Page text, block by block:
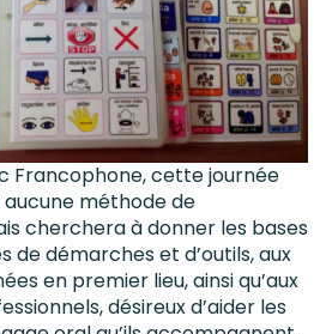
Francophone, cette journée
méthode de
cherchera à donner les bases
de démarches et d’outils, aux
en premier lieu, ainsi qu’aux
désireux d’aider les